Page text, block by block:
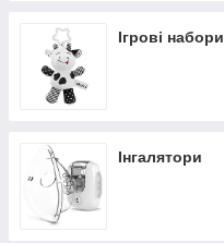
Ігрові набори
Інгалятори